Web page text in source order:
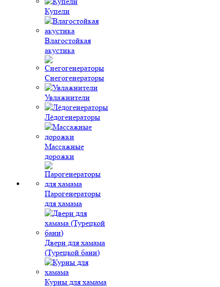
Купели
Влагостойкая
акустика
Снегогенераторы
Увлажнители
Лёдогенераторы
Массажные
дорожки
Парогенераторы
для хамама
Двери для хамама
(Турецкой бани)
Курны для хамама